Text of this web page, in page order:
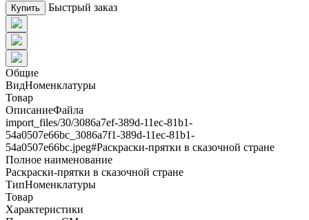
Купить Быстрый заказ
Общие
ВидНоменклатуры
Товар
ОписаниеФайла
import_files/30/3086a7ef-389d-11ec-81b1-
54a0507e66bc_3086a7f1-389d-11ec-81b1-
54a0507e66bc.jpeg#Раскраски-прятки в сказочной стране
Полное наименование
Раскраски-прятки в сказочной стране
ТипНоменклатуры
Товар
Характеристики